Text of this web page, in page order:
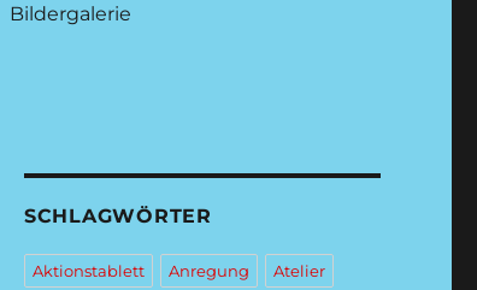
Bildergalerie
SCHLAGWÖRTER
Aktionstablett Anregung Atelier